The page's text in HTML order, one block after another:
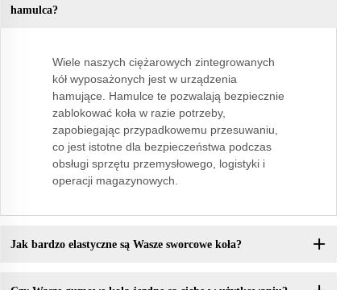
hamulca?
Wiele naszych ciężarowych zintegrowanych
kół wyposażonych jest w urządzenia
hamujące. Hamulce te pozwalają bezpiecznie
zablokować koła w razie potrzeby,
zapobiegając przypadkowemu przesuwaniu,
co jest istotne dla bezpieczeństwa podczas
obsługi sprzętu przemysłowego, logistyki i
operacji magazynowych.
Jak bardzo elastyczne są Wasze sworcowe koła?